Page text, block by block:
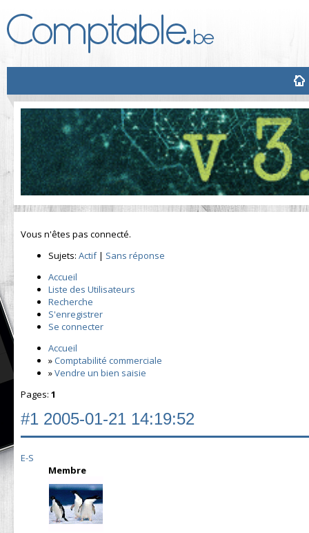
Vous n'êtes pas connecté.
Sujets: Actif| Sans réponse
Accueil
Liste des Utilisateurs
Recherche
S'enregistrer
Se connecter
Accueil
»Comptabilité commerciale
»Vendre un bien saisie
Pages: 1
#1 2005-01-21 14:19:52
E-S
Membre